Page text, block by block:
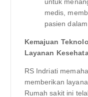
medis,
pasien
Kemajuan
Layanan
RS Indriati
memberikan
Rumah sakit ini